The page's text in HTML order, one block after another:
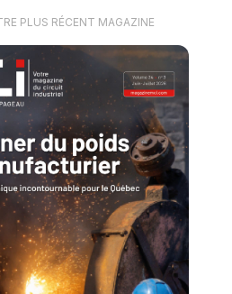
PLUS RÉCENT MAGAZINE